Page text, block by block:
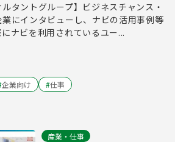
ルタントグループ】ビジネスチャンス・
にインタビューし、ナビの活用事例等
ナビを利用されているユー...
企業向け #仕事
産業・仕事